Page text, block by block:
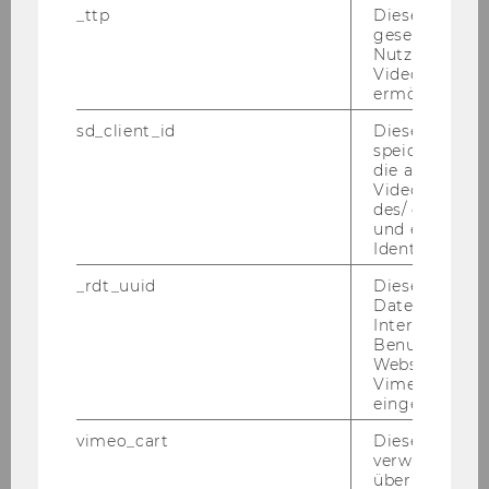
Not­wen­di­ge Kennt­nis­se und Qua­li­fi­ka­tio­nen:
weit fort­ge­schrit­te­nes bzw. ab­ge­schlos­se­nes
Ba­che­lor­stu­di­um der Sozial-​ und Wirt­schafts­
Er­wünsch­te Kennt­nis­se und Qua­li­fi­ka­tio­nen:
Be­vor­zugt Ab­sol­vent/inn/en der SBWL Han­del
In­ter­es­se an Lehre und For­schung im Be­reich
Han­del und Mar­ke­ting
Kennt­nis von ein­schlä­gi­gen Software-​Paketen
Er­fah­rung in der em­pi­ri­schen Pro­jekt­ar­beit
Be­herr­schung der eng­li­schen und deut­schen
Spra­che in Wort und Schrift
_ttp
Dieser
gesetzt, um
Nutzung des
Videoplayers
ermöglichen
sd_client_id
Dieses Cookie
speichert
die aktuellen
des/ der
und einen
_rdt_uuid
Dieses
Daten über
Interaktionen
Websites, auf
Vimeo-Video
eingebettet
vimeo_cart
Dieses
verwendet,
überprüfen,